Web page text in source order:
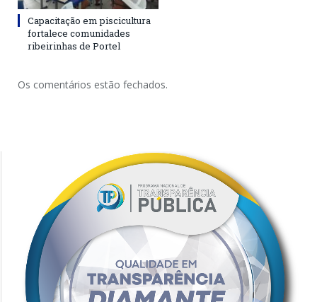
Capacitação em piscicultura
fortalece comunidades
ribeirinhas de Portel
Os comentários estão fechados.